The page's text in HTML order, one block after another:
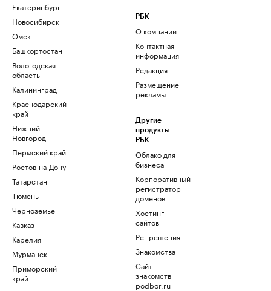
Екатеринбург
Новосибирск
Омск
Башкортостан
Вологодская
область
Калининград
Краснодарский
край
Нижний
Новгород
Пермский край
Ростов-на-Дону
Татарстан
Тюмень
Черноземье
Кавказ
Карелия
Мурманск
Приморский
край
РБК
О компании
Контактная
информация
Редакция
Размещение
рекламы
Другие
продукты
РБК
Облако для
бизнеса
Корпоративный
регистратор
доменов
Хостинг
сайтов
Рег.решения
Знакомства
Сайт
знакомств
podbor.ru